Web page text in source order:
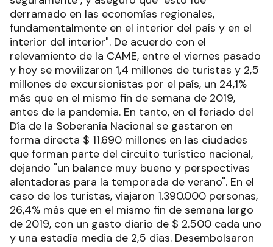
derramado en las economías regionales,
fundamentalmente en el interior del país y en el
interior del interior". De acuerdo con el
relevamiento de la CAME, entre el viernes pasado
y hoy se movilizaron 1,4 millones de turistas y 2,5
millones de excursionistas por el país, un 24,1%
más que en el mismo fin de semana de 2019,
antes de la pandemia. En tanto, en el feriado del
Día de la Soberanía Nacional se gastaron en
forma directa $ 11.690 millones en las ciudades
que forman parte del circuito turístico nacional,
dejando "un balance muy bueno y perspectivas
alentadoras para la temporada de verano". En el
caso de los turistas, viajaron 1.390.000 personas,
26,4% más que en el mismo fin de semana largo
de 2019, con un gasto diario de $ 2.500 cada uno
y una estadía media de 2,5 días. Desembolsaron